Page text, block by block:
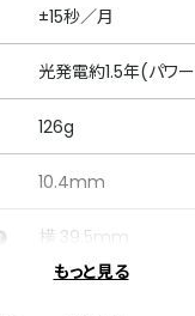
±15秒／月
光発電約1.5年(パワ
126g
10.4mm
横 39.5mm
もっと見る